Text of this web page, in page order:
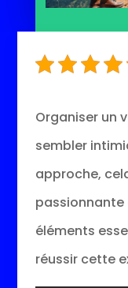
Organiser un
sembler
approche,
passionnante
éléments
réussir cette